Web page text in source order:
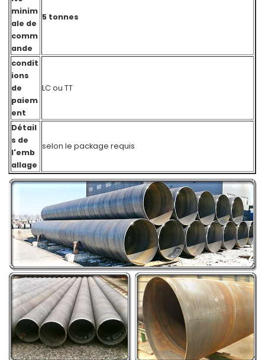
minim
ale de
comm
ande
5 tonnes
condit
ions
de
paiem
ent
LC ou TT
Détail
s de
l'emb
allage
selon le package requis